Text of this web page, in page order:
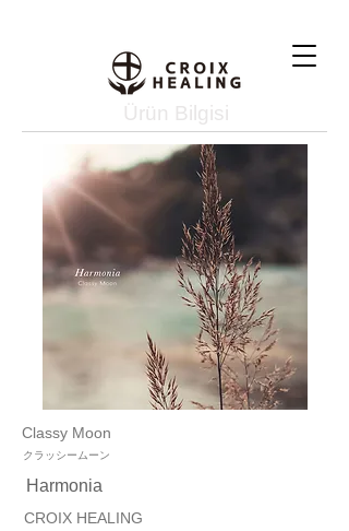
Ürün Bilgisi
Classy Moon
クラッシームーン
Harmonia
CROIX HEALING